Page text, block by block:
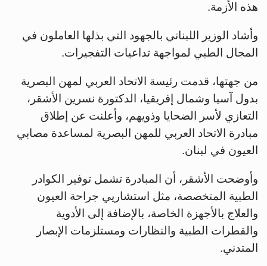
هذه الأزمة.
وأشاد الوزير اللبناني بالجهود التي بذلها العاملون في
المجال الطبي لمواجهة تداعيات التفجيرات.
من جهتها، قدمت رئيسة الاتحاد العربي لمهن البصرية
بدول آسيا وشمال إفريقيا، الدكتورة نسرين الأشقر،
التعازي لأسر الضحايا وذويهم، وأعلنت عن إطلاق
مبادرة الاتحاد العربي للمهن البصرية لمساعدة مصابي
العيون في لبنان.
وأوضحت الأشقر، أن المبادرة تشمل توفير الكوادر
الطبية المتخصصة، مثل استشاريي جراحة العيون
والعلاج بالأجهزة الخاصة، بالإضافة إلى الأدوية
والقطرات الطبية والنظارات ومستلزمات الإبصار
المتدني.